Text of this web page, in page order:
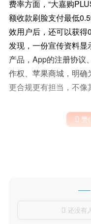
费率方面，“大嘉购
额收款刷脸支付最低
效用户后，还可以获
发现，一份宣传资料显
产品，App的注册协议
作权、苹果商城，明确
更合规更有担当，不像
 赞(
 还没有